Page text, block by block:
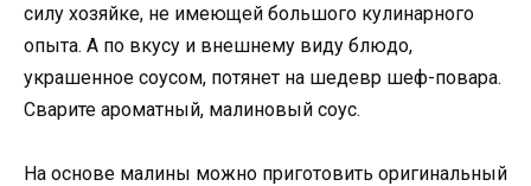
силу хозяйке, не имеющей большого кулинарного
опыта. А по вкусу и внешнему виду блюдо,
украшенное соусом, потянет на шедевр шеф-повара.
Сварите ароматный, малиновый соус.
На основе малины можно приготовить оригинальный